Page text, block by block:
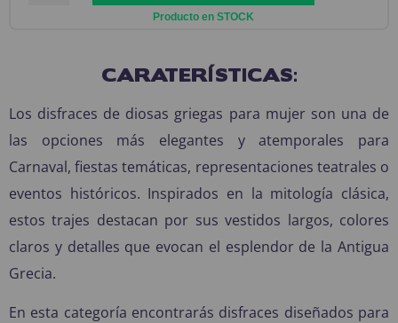
Producto en STOCK
CARATERÍSTICAS:
Los disfraces de diosas griegas para mujer son una de
las opciones más elegantes y atemporales para
Carnaval, fiestas temáticas, representaciones teatrales o
eventos históricos. Inspirados en la mitología clásica,
estos trajes destacan por sus vestidos largos, colores
claros y detalles que evocan el esplendor de la Antigua
Grecia.
En esta categoría encontrarás disfraces diseñados para